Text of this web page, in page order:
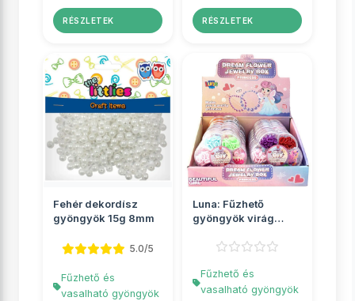
RÉSZLETEK RÉSZLETEK
Fehér dekordísz
gyöngyök 15g 8mm
5.0/5
Fűzhető és
vasalható gyöngyök
Luna: Fűzhető
gyöngyök virág
többf�...
Fűzhető és
vasalható gyöngyök